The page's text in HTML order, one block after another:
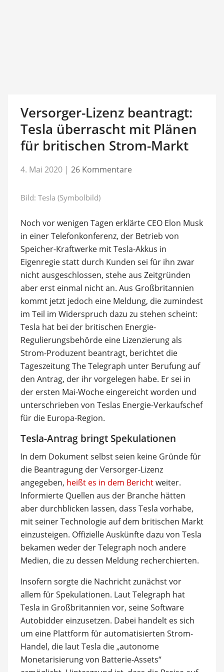
Versorger-Lizenz beantragt:
Tesla überrascht mit Plänen
für britischen Strom-Markt
4. Mai 2020 | 26 Kommentare
Bild: Tesla (Symbolbild)
Noch vor wenigen Tagen erklärte CEO Elon Musk
in einer Telefonkonferenz, der Betrieb von
Speicher-Kraftwerke mit Tesla-Akkus in
Eigenregie statt durch Kunden sei für ihn zwar
nicht ausgeschlossen, stehe aus Zeitgründen
aber erst einmal nicht an. Aus Großbritannien
kommt jetzt jedoch eine Meldung, die zumindest
im Teil im Widerspruch dazu zu stehen scheint:
Tesla hat bei der britischen Energie-
Regulierungsbehörde eine Lizenzierung als
Strom-Produzent beantragt, berichtet die
Tageszeitung The Telegraph unter Berufung auf
den Antrag, der ihr vorgelegen habe. Er sei in
der ersten Mai-Woche eingereicht worden und
unterschrieben von Teslas Energie-Verkaufschef
für die Europa-Region.
Tesla-Antrag bringt Spekulationen
In dem Dokument selbst seien keine Gründe für
die Beantragung der Versorger-Lizenz
angegeben, heißt es in dem Berichtweiter.
Informierte Quellen aus der Branche hätten
aber durchblicken lassen, dass Tesla vorhabe,
mit seiner Technologie auf dem britischen Markt
einzusteigen. Offizielle Auskünfte dazu von Tesla
bekamen weder der Telegraph noch andere
Medien, die zu dessen Meldung recherchierten.
Insofern sorgte die Nachricht zunächst vor
allem für Spekulationen. Laut Telegraph hat
Tesla in Großbritannien vor, seine Software
Autobidder einzusetzen. Dabei handelt es sich
um eine Plattform für automatisierten Strom-
Handel, die laut Tesla die „autonome
Monetarisierung von Batterie-Assets“